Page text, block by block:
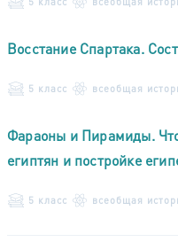
Восстание Спартака.
5 класс всеобщая
Фараоны и Пирамиды.
египтян и постройке
5 класс всеобщая